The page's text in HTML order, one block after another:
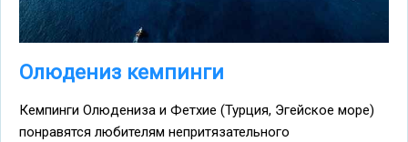
Олюдениз кемпинги
Кемпинги Олюдениза и Фетхие (Турция, Эгейское море)
понравятся любителям непритязательного